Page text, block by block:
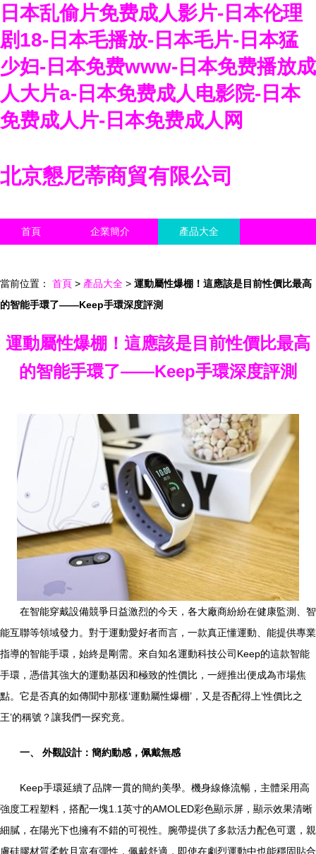
日本乱偷片免费成人影片-日本伦理
剧18-日本毛播放-日本毛片-日本猛
少妇-日本免费www-日本免费播放成
人大片a-日本免费成人电影院-日本
免费成人片-日本免费成人网
北京懇尼蒂商貿有限公司
首頁 企業簡介 產品大全
當前位置： 首頁 > 產品大全 > 運動屬性爆棚！這應該是目前性價比最高
的智能手環了——Keep手環深度評測
運動屬性爆棚！這應該是目前性價比最高
的智能手環了——Keep手環深度評測
在智能穿戴設備競爭日益激烈的今天，各大廠商紛紛在健康監測、智
能互聯等領域發力。對于運動愛好者而言，一款真正懂運動、能提供專業
指導的智能手環，始終是剛需。來自知名運動科技公司Keep的這款智能
手環，憑借其強大的運動基因和極致的性價比，一經推出便成為市場焦
點。它是否真的如傳聞中那樣‘運動屬性爆棚’，又是否配得上‘性價比之
王’的稱號？讓我們一探究竟。
一、 外觀設計：簡約動感，佩戴無感
Keep手環延續了品牌一貫的簡約美學。機身線條流暢，主體采用高
強度工程塑料，搭配一塊1.1英寸的AMOLED彩色顯示屏，顯示效果清晰
細膩，在陽光下也擁有不錯的可視性。腕帶提供了多款活力配色可選，親
膚硅膠材質柔軟且富有彈性，佩戴舒適，即使在劇烈運動中也能穩固貼合